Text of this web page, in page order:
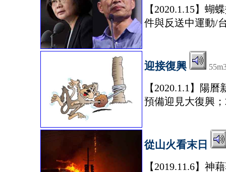
【2020.1.15】
件與反送中運動/
迎接復興
【2020.1.1】陽
預備迎見大復興
從山火看末日
【2019.11.6】神